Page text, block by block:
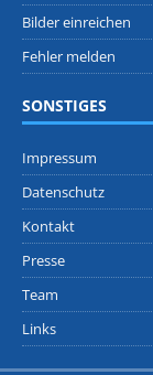
Bilder einreichen
Fehler melden
SONSTIGES
Impressum
Datenschutz
Kontakt
Presse
Team
Links